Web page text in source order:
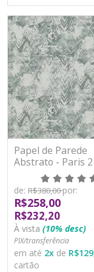
Papel de Parede
Abstrato - Paris
PA101601R -
TNT
de: R$380,00por:
R$258,00
R$232,20
À vista (10% desc)
PIX/transferência
em até 2x de
cartão